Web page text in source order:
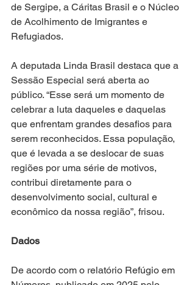
de Sergipe, a Cáritas Brasil e o Núcleo
de Acolhimento de Imigrantes e
Refugiados.
A deputada Linda Brasil destaca que a
Sessão Especial será aberta ao
público. “Esse será um momento de
celebrar a luta daqueles e daquelas
que enfrentam grandes desafios para
serem reconhecidos. Essa população,
que é levada a se deslocar de suas
regiões por uma série de motivos,
contribui diretamente para o
desenvolvimento social, cultural e
econômico da nossa região”, frisou.
Dados
De acordo com o relatório Refúgio em